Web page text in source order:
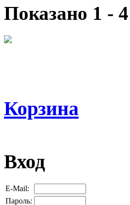
Показано 1 - 4
Корзина
Вход
E-Mail:
Пароль: